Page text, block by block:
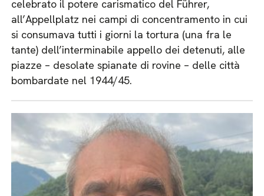
celebrato il potere carismatico del Führer,
all’Appellplatz nei campi di concentramento in cui
si consumava tutti i giorni la tortura (una fra le
tante) dell’interminabile appello dei detenuti, alle
piazze – desolate spianate di rovine – delle città
bombardate nel 1944/45.